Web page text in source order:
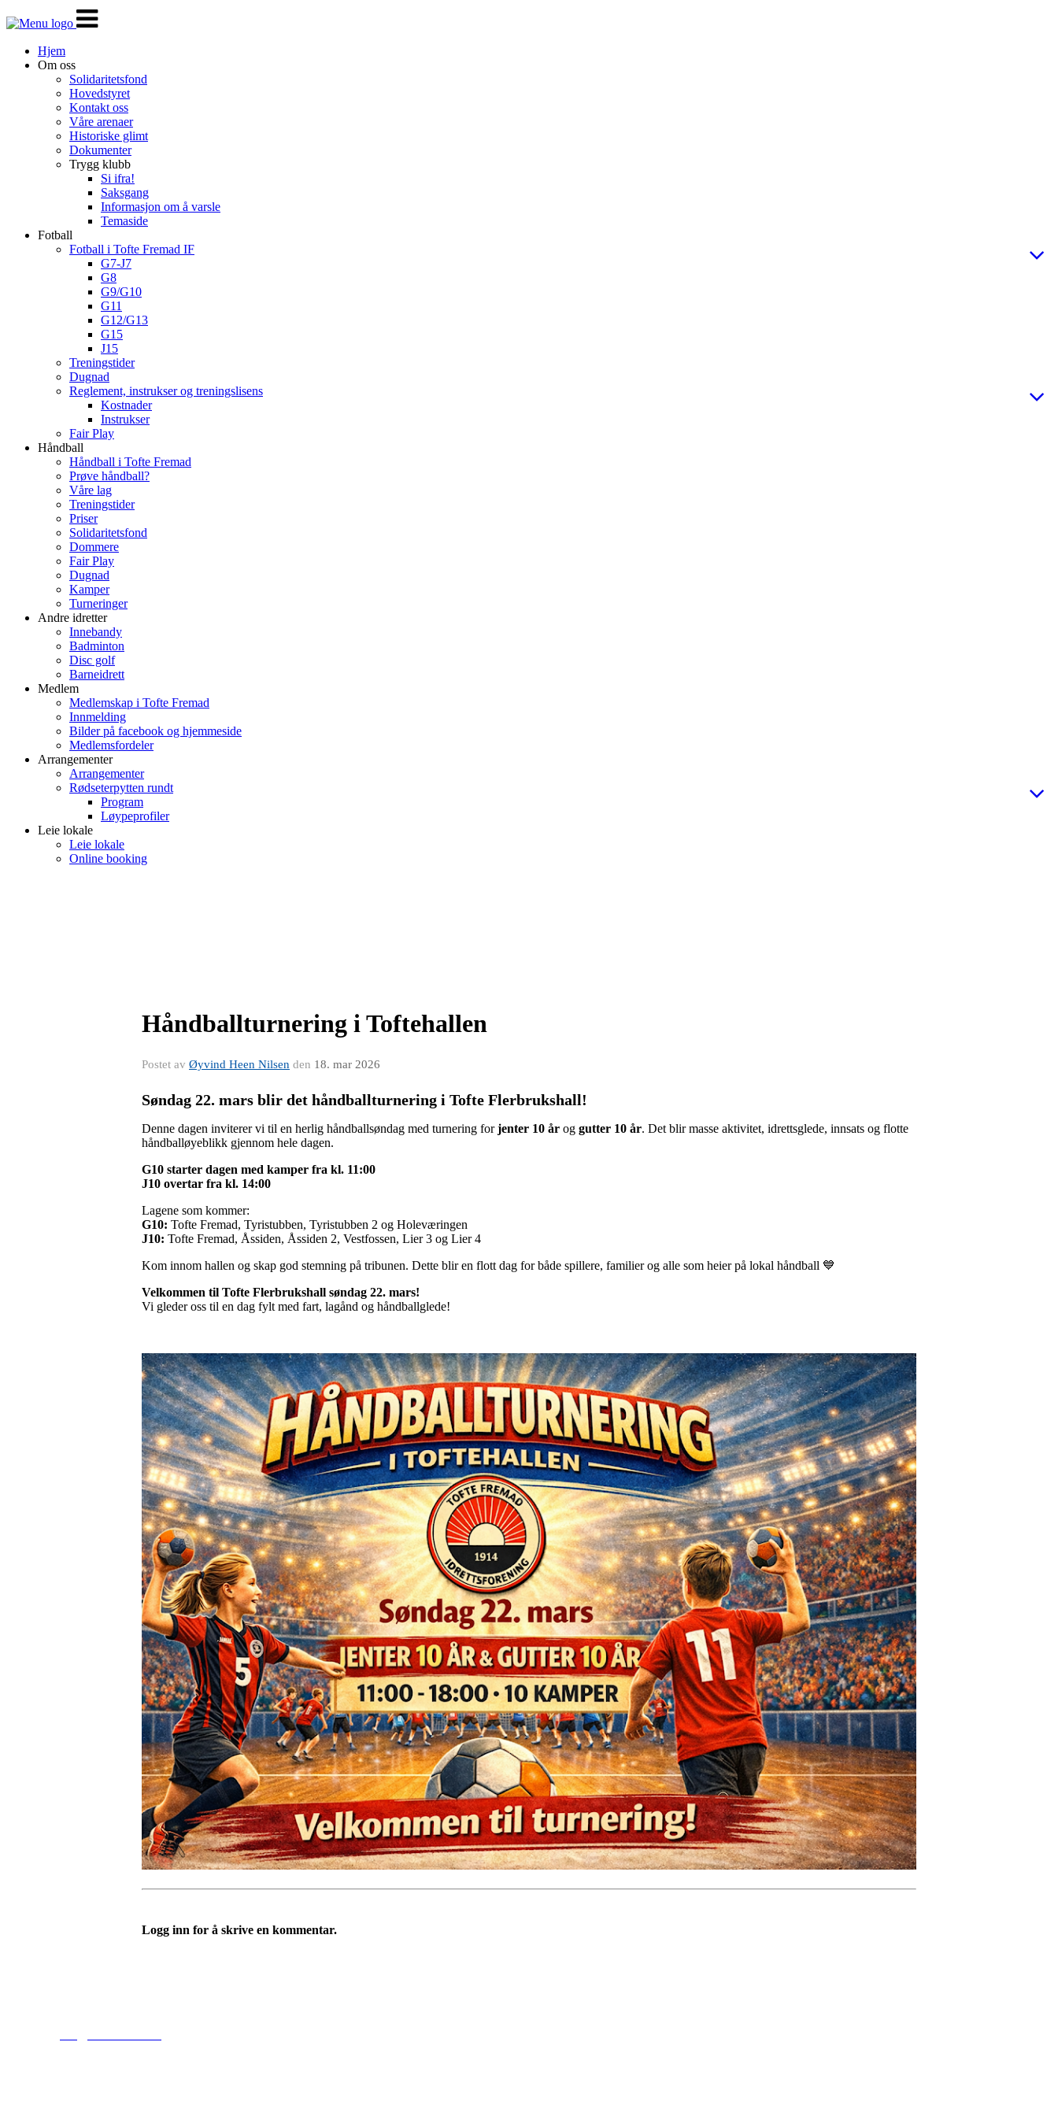
Veksle
navigasjon
Hjem
Om oss
Solidaritetsfond
Hovedstyret
Kontakt oss
Våre arenaer
Historiske glimt
Dokumenter
Trygg klubb
Si ifra!
Saksgang
Informasjon om å varsle
Temaside
Fotball
Fotball i Tofte Fremad IF
G7-J7
G8
G9/G10
G11
G12/G13
G15
J15
Treningstider
Dugnad
Reglement, instrukser og treningslisens
Kostnader
Instrukser
Fair Play
Håndball
Håndball i Tofte Fremad
Prøve håndball?
Våre lag
Treningstider
Priser
Solidaritetsfond
Dommere
Fair Play
Dugnad
Kamper
Turneringer
Andre idretter
Innebandy
Badminton
Disc golf
Barneidrett
Medlem
Medlemskap i Tofte Fremad
Innmelding
Bilder på facebook og hjemmeside
Medlemsfordeler
Arrangementer
Arrangementer
Rødseterpytten rundt
Program
Løypeprofiler
Leie lokale
Leie lokale
Online booking
Håndballturnering i Toftehallen
Postet av Øyvind Heen Nilsen den 18. mar 2026
Søndag 22. mars blir det håndballturnering i Tofte Flerbrukshall!
Denne dagen inviterer vi til en herlig håndballsøndag med turnering forjenter 10 år og gutter 10 år. Det blir masse aktivitet, idrettsglede, innsats og flotte
håndballøyeblikk gjennom hele dagen.
G10 starter dagen med kamper fra kl. 11:00
J10 overtar fra kl. 14:00
Lagene som kommer:
G10: Tofte Fremad, Tyristubben, Tyristubben 2 og Holeværingen
J10: Tofte Fremad, Åssiden, Åssiden 2, Vestfossen, Lier 3 og Lier 4
Kom innom hallen og skap god stemning på tribunen. Dette blir en flott dag for både spillere, familier og alle som heier på lokal håndball 💙
Velkommen til Tofte Flerbrukshall søndag 22. mars!
Vi gleder oss til en dag fylt med fart, lagånd og håndballglede!
Logg inn for å skrive en kommentar.